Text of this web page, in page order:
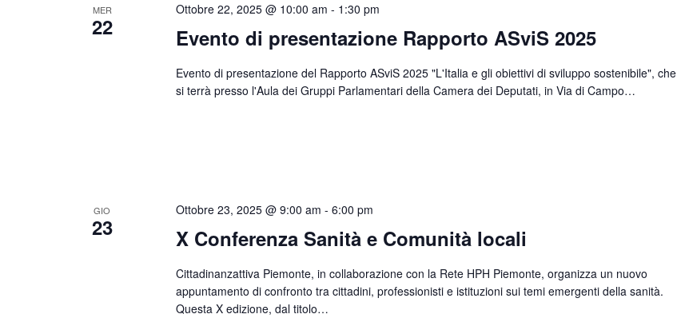
MER
22 Evento di presentazione Rapporto ASviS 2025
Ottobre 22, 2025 @ 10:00 am - 1:30 pm
Evento di presentazione del Rapporto ASviS 2025 "L'Italia e gli obiettivi di sviluppo sostenibile", che
si terrà presso l'Aula dei Gruppi Parlamentari della Camera dei Deputati, in Via di Campo…
GIO
23 X Conferenza Sanità e Comunità locali
Ottobre 23, 2025 @ 9:00 am - 6:00 pm
Cittadinanzattiva Piemonte, in collaborazione con la Rete HPH Piemonte, organizza un nuovo
appuntamento di confronto tra cittadini, professionisti e istituzioni sui temi emergenti della sanità.
Questa X edizione, dal titolo…